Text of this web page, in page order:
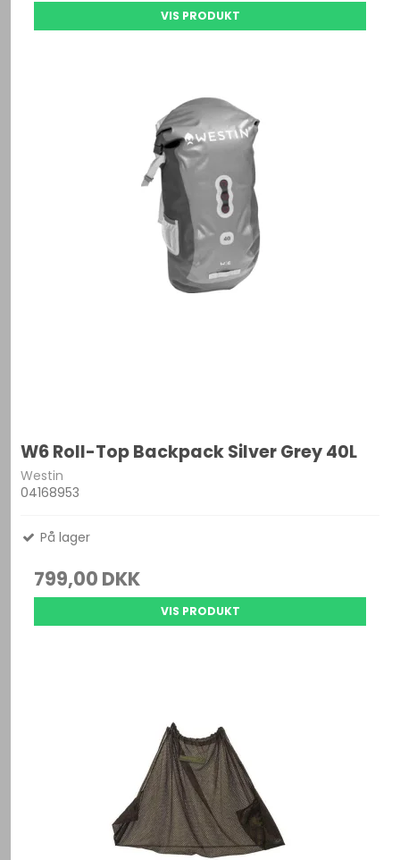
VIS PRODUKT
W6 Roll-Top Backpack Silver Grey 40L
Westin
04168953
På lager
799,00 DKK
VIS PRODUKT